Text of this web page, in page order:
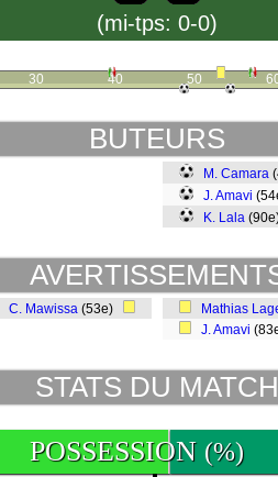
(mi-tps: 0-0)
30 40 50
BUTEURS
M. Camara
J. Amavi
K. Lala
C. Mawissa (53e)
Mathias
J. Amavi
STATS DU MATCH
POSSESSION (%)